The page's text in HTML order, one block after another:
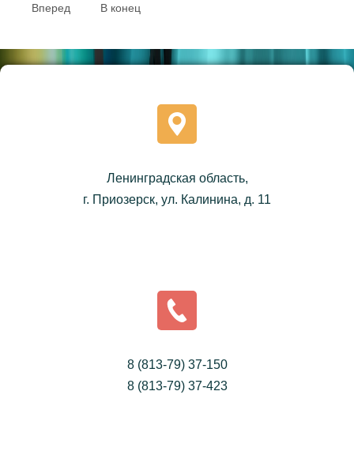
Вперед В конец
Ленинградская область,
г. Приозерск, ул. Калинина, д. 11
8 (813-79) 37-150
8 (813-79) 37-423